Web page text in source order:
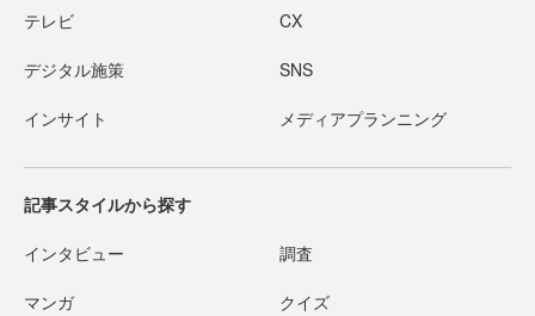
テレビ CX
デジタル施策 SNS
インサイト メディアプランニング
記事スタイルから探す
インタビュー 調査
マンガ クイズ